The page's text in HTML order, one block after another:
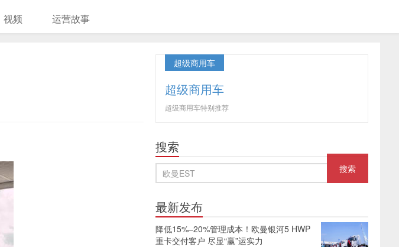
视频 运营故事
超级商用车
超级商用车
超级商用车特别推荐
搜索
最新发布
降低15%–20%管理成本！欧曼银河5 HWP
重卡交付客户 尽显“赢”运实力